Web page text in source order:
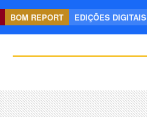
BOM REPORT EDIÇÕES DIGITAIS